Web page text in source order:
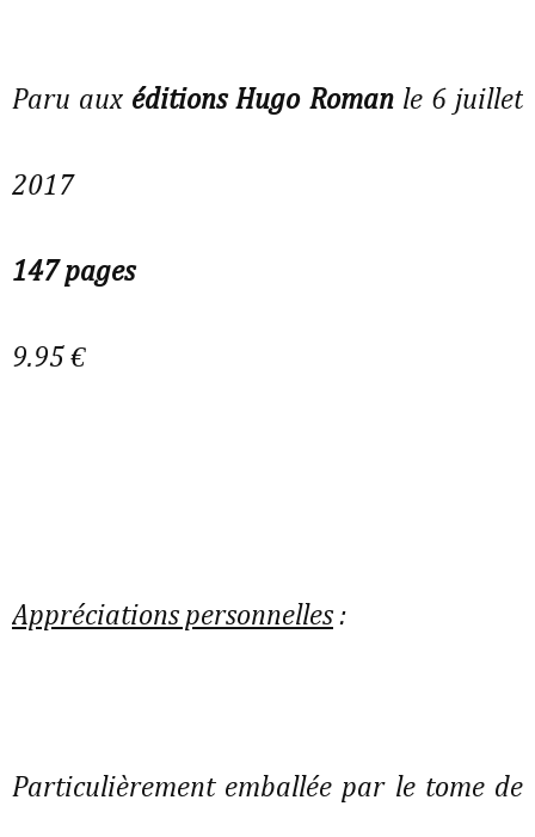
Paru aux éditions Hugo Romanle 6 juillet
2017
147 pages
9.95 €
Appréciations personnelles :
Particulièrement emballée par le tome de